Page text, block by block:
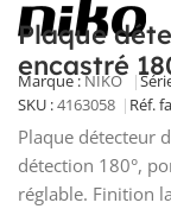
Plaque
encastré
Marque :NIKO
SKU :4163058 Réf.
Plaque détecteur
détection 180°,
réglable. Finition